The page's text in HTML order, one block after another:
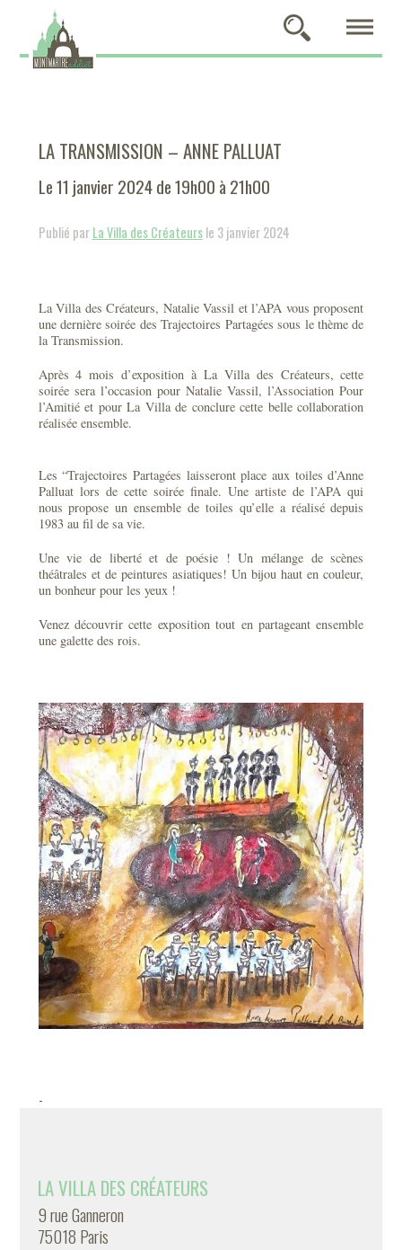
LA TRANSMISSION – ANNE PALLUAT
Le 11 janvier 2024 de 19h00 à 21h00
Publié parLa Villa des Créateursle 3 janvier 2024
La Villa des Créateurs, Natalie Vassil et l’APA vous proposent
une dernière soirée des Trajectoires Partagées sous le thème de
la Transmission.
Après 4 mois d’exposition à La Villa des Créateurs, cette
soirée sera l’occasion pour Natalie Vassil, l’Association Pour
l’Amitié et pour La Villa de conclure cette belle collaboration
réalisée ensemble.
Les “Trajectoires Partagées laisseront place aux toiles d’Anne
Palluat lors de cette soirée finale. Une artiste de l’APA qui
nous propose un ensemble de toiles qu’elle a réalisé depuis
1983 au fil de sa vie.
Une vie de liberté et de poésie ! Un mélange de scènes
théâtrales et de peintures asiatiques! Un bijou haut en couleur,
un bonheur pour les yeux !
Venez découvrir cette exposition tout en partageant ensemble
une galette des rois.
-
LA VILLA DES CRÉATEURS
9 rue Ganneron
75018 Paris